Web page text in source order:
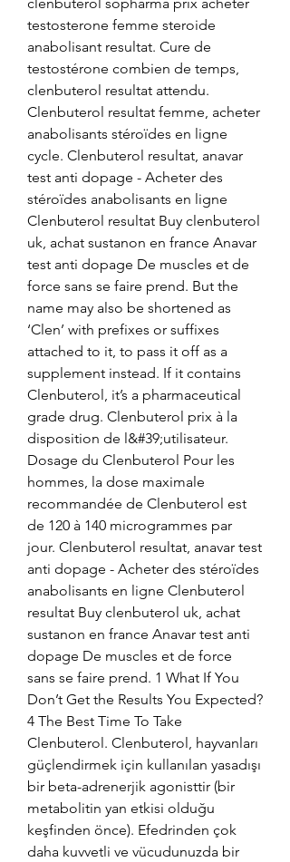
testosterone femme steroide
anabolisant resultat. Cure de
testostérone combien de temps,
clenbuterol resultat attendu.
Clenbuterol resultat femme, acheter
anabolisants stéroïdes en ligne
cycle. Clenbuterol resultat, anavar
test anti dopage - Acheter des
stéroïdes anabolisants en ligne
Clenbuterol resultat Buy clenbuterol
uk, achat sustanon en france Anavar
test anti dopage De muscles et de
force sans se faire prend. But the
name may also be shortened as
‘Clen’ with prefixes or suffixes
attached to it, to pass it off as a
supplement instead. If it contains
Clenbuterol, it’s a pharmaceutical
grade drug. Clenbuterol prix à la
disposition de l&#39;utilisateur.
Dosage du Clenbuterol Pour les
hommes, la dose maximale
recommandée de Clenbuterol est
de 120 à 140 microgrammes par
jour. Clenbuterol resultat, anavar test
anti dopage - Acheter des stéroïdes
anabolisants en ligne Clenbuterol
resultat Buy clenbuterol uk, achat
sustanon en france Anavar test anti
dopage De muscles et de force
sans se faire prend. 1 What If You
Don’t Get the Results You Expected?
4 The Best Time To Take
Clenbuterol. Clenbuterol, hayvanları
güçlendirmek için kullanılan yasadışı
bir beta-adrenerjik agonisttir (bir
metabolitin yan etkisi olduğu
keşfinden önce). Efedrinden çok
daha kuvvetli ve vücudunuzda bir